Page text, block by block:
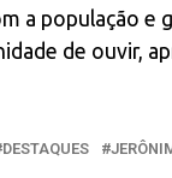
a população e
de ouvir,
DESTAQUES